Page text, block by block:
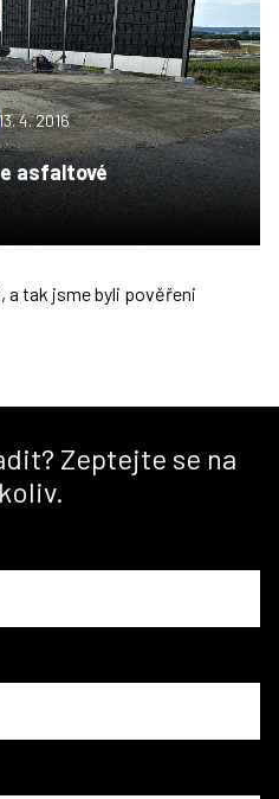
4. 2016
asfaltové
a tak jsme byli pověřeni
Zeptejte se na